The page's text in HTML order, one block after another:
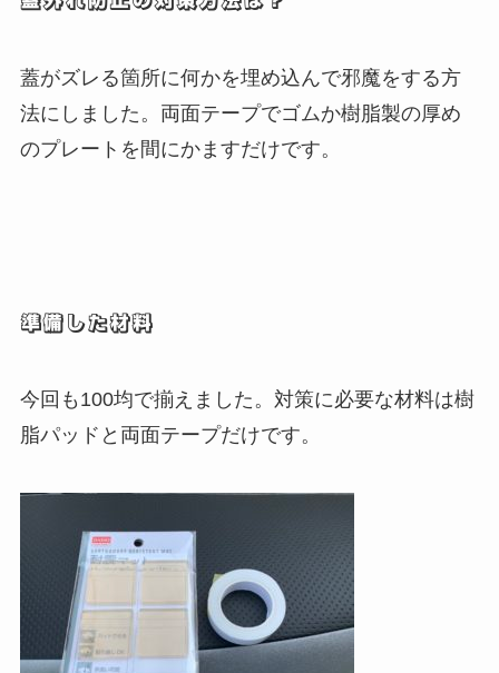
蓋がズレる箇所に何かを埋め込んで邪魔をする方
法にしました。両面テープでゴムか樹脂製の厚め
のプレートを間にかますだけです。
準備した材料
今回も100均で揃えました。対策に必要な材料は樹
脂パッドと両面テープだけです。